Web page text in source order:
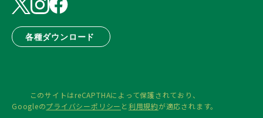
各種ダウンロード
このサイトはreCAPTHAによって保護されており、
Googleのプライバシーポリシー と利用規約が適応されます。